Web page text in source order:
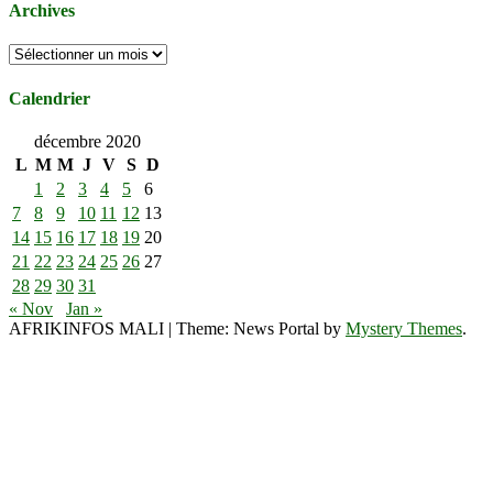
Archives
Archives
Calendrier
décembre 2020
L M M J V S D
1
2 3 4 5
6
7
8 9 10 11 12 13
14 15 16 17 18 19 20
21 22 23 24 25 26 27
28 29 30 31
« Nov
Jan »
AFRIKINFOS MALI | Theme: News Portal by Mystery Themes.